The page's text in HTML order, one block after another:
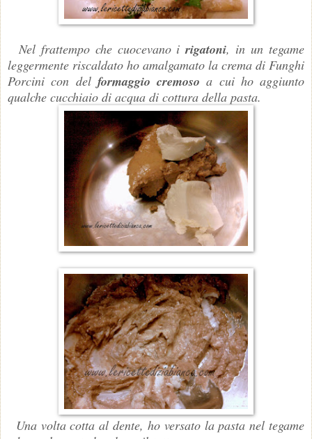
Nel frattempo che cuocevano irigatoni, in un tegame
leggermente riscaldato ho amalgamato la crema di Funghi
Porcini con del formaggio cremosoa cui ho aggiunto
qualche cucchiaio di acqua di cottura della pasta.
Una volta cotta al dente, ho versato la pasta nel tegame